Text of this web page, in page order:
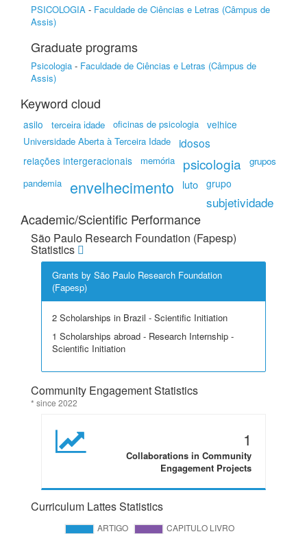
PSICOLOGIA - Faculdade de Ciências e Letras (Câmpus de
Assis)
Graduate programs
Psicologia - Faculdade de Ciências e Letras (Câmpus de
Assis)
Keyword cloud
asilo terceira idade oficinas de psicologia velhice
Universidade Aberta à Terceira Idade idosos
relações intergeracionais memória psicologia
grupos
pandemia
envelhecimento luto grupo
subjetividade
Academic/Scientific Performance
São Paulo Research Foundation (Fapesp)
Statistics
Grants by São Paulo Research Foundation
(Fapesp)
2 Scholarships in Brazil - Scientific Initiation
1 Scholarships abroad - Research Internship -
Scientific Initiation
Community Engagement Statistics
* since 2022
1
Collaborations in Community
Engagement Projects
Curriculum Lattes Statistics